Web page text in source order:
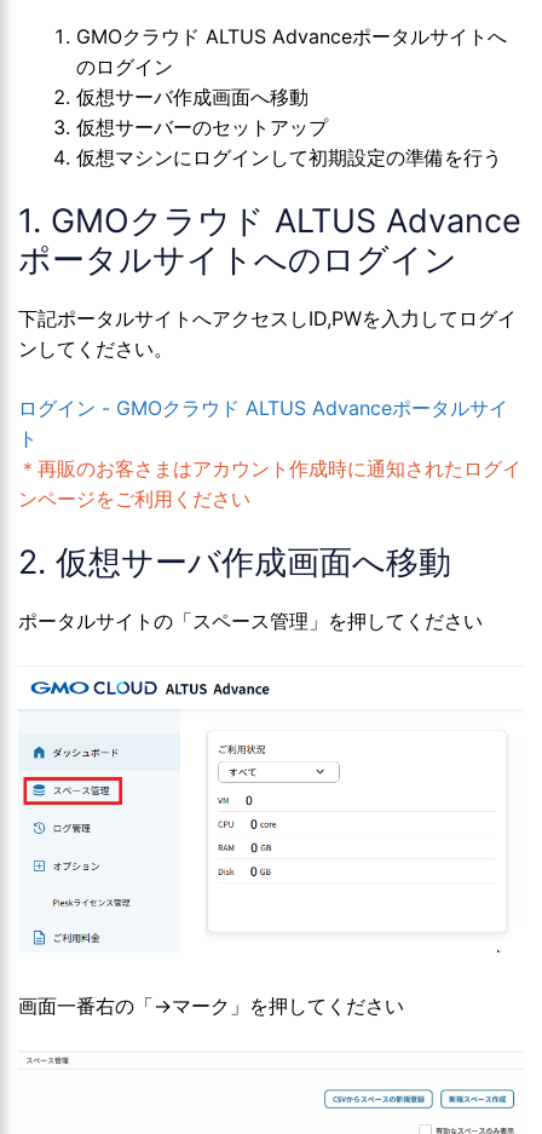
GMOクラウド ALTUS Advanceポータルサイトへ
のログイン
仮想サーバ作成画面へ移動
仮想サーバーのセットアップ
仮想マシンにログインして初期設定の準備を行う
1. GMOクラウド ALTUS Advance
ポータルサイトへのログイン
下記ポータルサイトへアクセスしID,PWを入力してログイ
ンしてください。
ログイン - GMOクラウド ALTUS Advanceポータルサイ
ト
＊再販のお客さまはアカウント作成時に通知されたログイ
ンページをご利用ください
2. 仮想サーバ作成画面へ移動
ポータルサイトの「スペース管理」を押してください
画面一番右の「→マーク」を押してください